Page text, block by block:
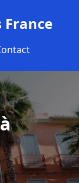
France